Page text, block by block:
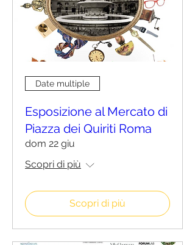
Date multiple
Esposizione al Mercato di
Piazza dei Quiriti Roma
dom 22 giu
Scopri di più
Scopri di più